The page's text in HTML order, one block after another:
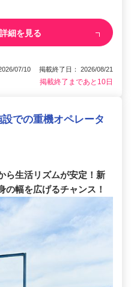
詳細を見る
07/10 掲載終了日： 2026/08/21
掲載終了まであと10日
での重機オペレータ
ら生活リズムが安定！新
の幅を広げるチャンス！